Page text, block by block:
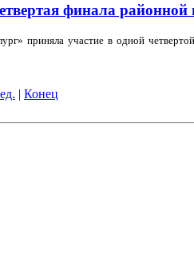
финала
приняла участие в одной
| Конец